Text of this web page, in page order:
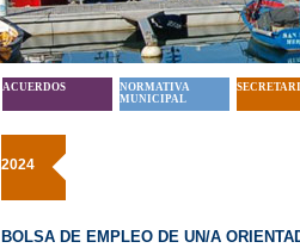
ACUERDOS
NORMATIVA
MUNICIPAL
2024
BOLSA DE EMPLEO DE UN/A